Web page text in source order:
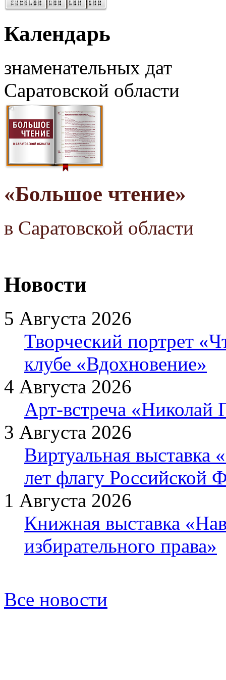
Календарь
знаменательных дат
Саратовской области
«Большое чтение»
в Саратовской области
Новости
5 Августа 2026
Творческий портрет
клубе «Вдохновение»
4 Августа 2026
Арт-встреча «Николай
3 Августа 2026
Виртуальная выставка
лет флагу Российской
1 Августа 2026
Книжная выставка
избирательного права»
Все новости